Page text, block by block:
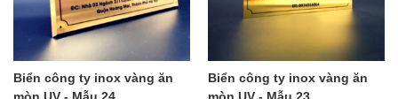
Biển công ty inox vàng ăn
mòn UV - Mẫu 24
Biển công ty inox vàng ăn
mòn UV - Mẫu 23